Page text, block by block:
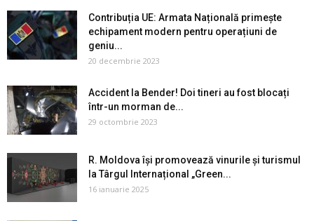
Contribuția UE: Armata Națională primește
echipament modern pentru operațiuni de
geniu...
20 decembrie 2023
Accident la Bender! Doi tineri au fost blocați
într-un morman de...
29 octombrie 2023
R. Moldova își promovează vinurile și turismul
la Târgul Internațional „Green...
16 ianuarie 2025